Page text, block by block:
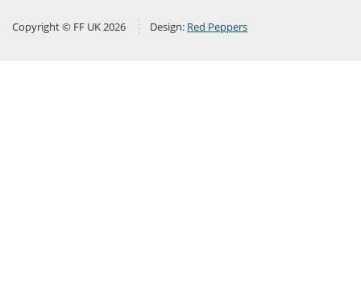
Copyright © FF UK 2026 Design: Red Peppers